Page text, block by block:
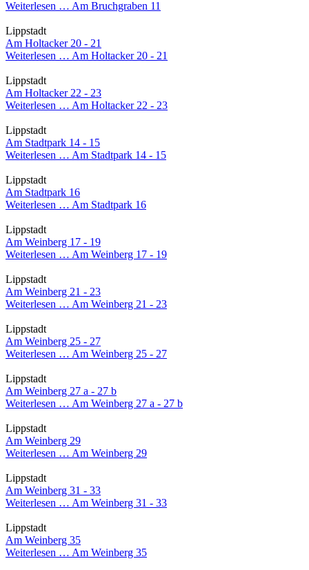
Weiterlesen … Am Bruchgraben 11
Lippstadt
Am Holtacker 20 - 21
Weiterlesen … Am Holtacker 20 - 21
Lippstadt
Am Holtacker 22 - 23
Weiterlesen … Am Holtacker 22 - 23
Lippstadt
Am Stadtpark 14 - 15
Weiterlesen … Am Stadtpark 14 - 15
Lippstadt
Am Stadtpark 16
Weiterlesen … Am Stadtpark 16
Lippstadt
Am Weinberg 17 - 19
Weiterlesen … Am Weinberg 17 - 19
Lippstadt
Am Weinberg 21 - 23
Weiterlesen … Am Weinberg 21 - 23
Lippstadt
Am Weinberg 25 - 27
Weiterlesen … Am Weinberg 25 - 27
Lippstadt
Am Weinberg 27 a - 27 b
Weiterlesen … Am Weinberg 27 a - 27 b
Lippstadt
Am Weinberg 29
Weiterlesen … Am Weinberg 29
Lippstadt
Am Weinberg 31 - 33
Weiterlesen … Am Weinberg 31 - 33
Lippstadt
Am Weinberg 35
Weiterlesen … Am Weinberg 35